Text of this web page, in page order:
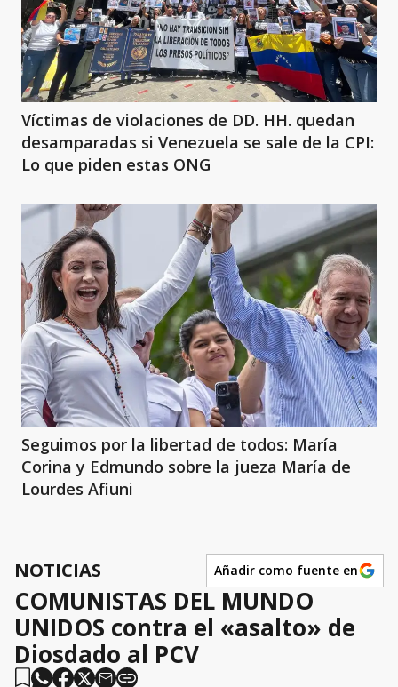
Víctimas de violaciones de DD. HH. quedan
desamparadas si Venezuela se sale de la CPI:
Lo que piden estas ONG
Seguimos por la libertad de todos: María
Corina y Edmundo sobre la jueza María de
Lourdes Afiuni
NOTICIAS Añadir como fuente en
COMUNISTAS DEL MUNDO
UNIDOS contra el «asalto» de
Diosdado al PCV